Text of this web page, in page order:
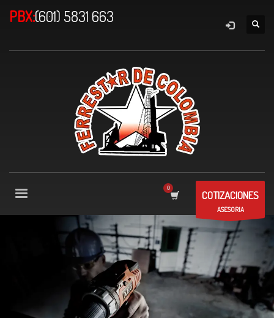
PBX:(601) 5831 663
COTIZACIONES
ASESORIA